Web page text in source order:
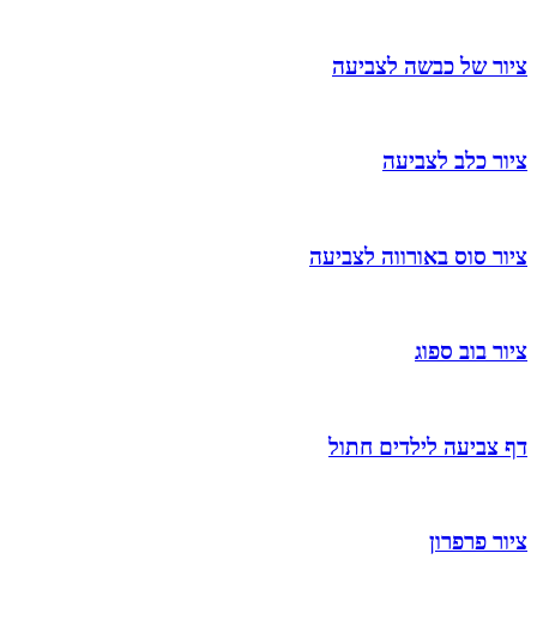
ציור של כבשה לצביעה
ציור כלב לצביעה
ציור סוס באורווה לצביעה
ציור בוב ספוג
דף צביעה לילדים חתול
ציור פרפרון